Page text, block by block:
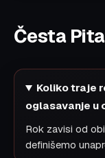
Česta
Koliko traje
oglasavanje u
Rok zavisi od
definišemo